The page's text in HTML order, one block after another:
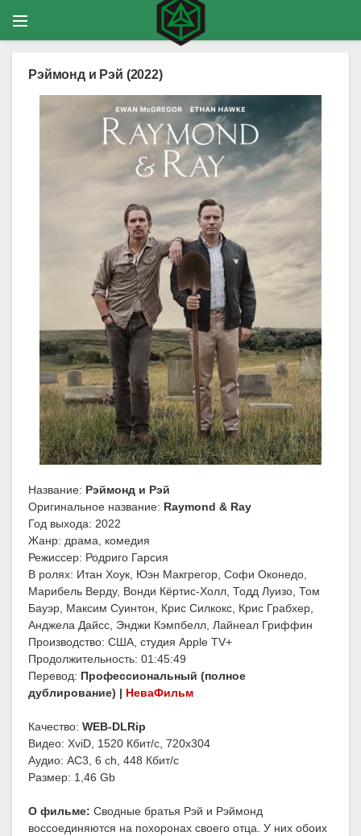
Рэймонд и Рэй (2022)
Название: Рэймонд и Рэй
Оригинальное название: Raymond & Ray
Год выхода: 2022
Жанр: драма, комедия
Режиссер: Родриго Гарсия
В ролях: Итан Хоук, Юэн Макгрегор, Софи Оконедо,
Марибель Верду, Вонди Кёртис-Холл, Тодд Луизо, Том
Бауэр, Максим Суинтон, Крис Силкокс, Крис Грабхер,
Анджела Дайсс, Энджи Кэмпбелл, Лайнеал Гриффин
Производство: США, студия Apple TV+
Продолжительность: 01:45:49
Перевод: Профессиональный (полное
дублирование) | НеваФильм
Качество: WEB-DLRip
Видео: XviD, 1520 Кбит/с, 720x304
Аудио: AC3, 6 ch, 448 Кбит/с
Размер: 1,46 Gb
О фильме: Сводные братья Рэй и Рэймонд
воссоединяются на похоронах своего отца. У них обоих